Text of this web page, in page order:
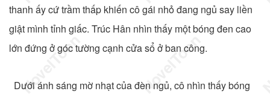
thanh ấy cứ trầm thấp khiến cô gái nhỏ đang ngủ say liền
giật mình tỉnh giấc. Trúc Hân nhìn thấy một bóng đen cao
lớn đứng ở góc tường cạnh cửa sổ ở ban công.
Dưới ánh sáng mờ nhạt của đèn ngủ, cô nhìn thấy bóng